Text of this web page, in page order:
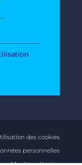
des cookies
personnelles